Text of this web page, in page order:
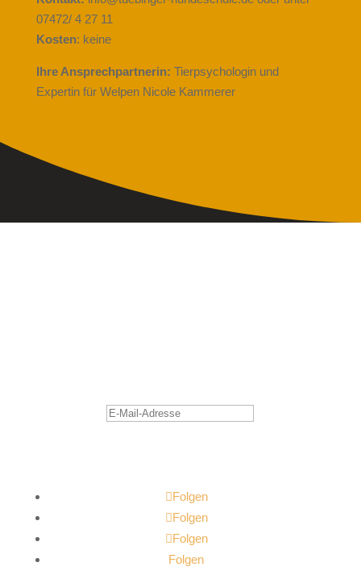
07472/ 4 27 11
Kosten: keine
Ihre Ansprechpartnerin: Tierpsychologin und
Expertin für Welpen Nicole Kammerer
Folgen
Folgen
Folgen
Folgen